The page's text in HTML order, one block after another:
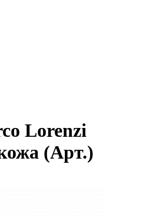
Lorenzi
(Арт.)